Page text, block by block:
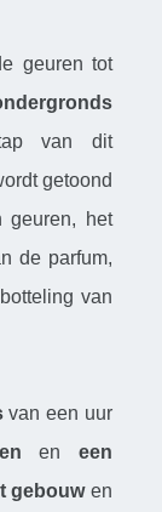
geuren tot
van dit
getoond
geuren, het
de parfum,
van
van een uur
en een
gebouwen